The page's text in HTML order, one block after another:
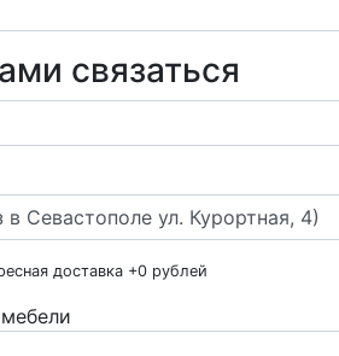
связаться
доставка +0 рублей